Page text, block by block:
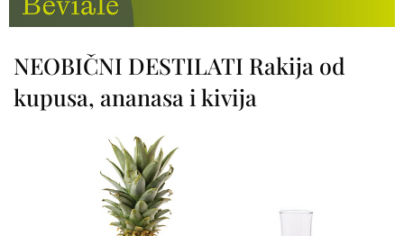
NEOBIČNI DESTILATI Rakija od
kupusa, ananasa i kivija